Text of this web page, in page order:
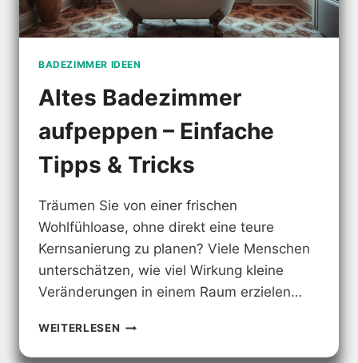
BADEZIMMER IDEEN
Altes Badezimmer
aufpeppen – Einfache
Tipps & Tricks
Träumen Sie von einer frischen
Wohlfühloase, ohne direkt eine teure
Kernsanierung zu planen? Viele Menschen
unterschätzen, wie viel Wirkung kleine
Veränderungen in einem Raum erzielen…
WEITERLESEN ALTES
AUFPEPPEN